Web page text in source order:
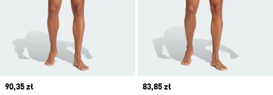
Current price
90,35 zł Current price
83,85 zł